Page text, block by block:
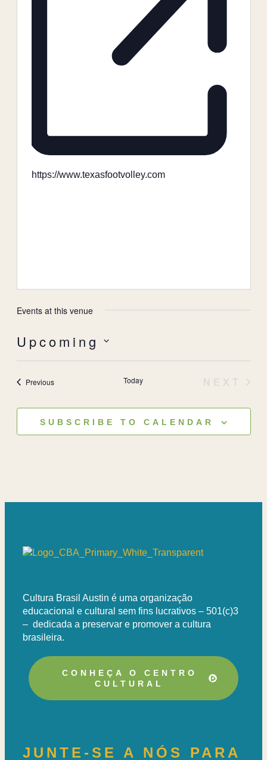
https://www.texasfootvolley.com
Events at this venue
Upcoming
PreviousEvents Today
NEXT
SUBSCRIBE TO CALENDAR
Cultura Brasil Austin é uma organização
educacional e cultural sem fins lucrativos – 501(c)3
– dedicada a preservar e promover a cultura
brasileira.
CONHEÇA O CENTRO
CULTURAL
JUNTE-SE A NÓS PARA